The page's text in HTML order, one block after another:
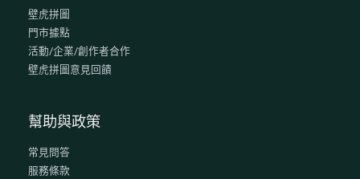
壁虎拼圖
門市據點
活動/企業/創作者合作
壁虎拼圖意見回饋
幫助與政策
常見問答
服務條款